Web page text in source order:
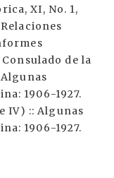
XI, No. 1,
de la
1906-1927.
IV) :: Algunas
1906-1927.